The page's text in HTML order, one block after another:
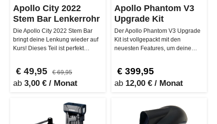
Apollo City 2022
Stem Bar Lenkerrohr
Die Apollo City 2022 Stem Bar
bringt deine Lenkung wieder auf
Kurs! Dieses Teil ist perfekt
€ 49,95 € 69,95
ab 3,00 € / Monat
Apollo Phantom V3
Upgrade Kit
Der Apollo Phantom V3 Upgrade
Kit ist vollgepackt mit den
neuesten Features, um deine
€ 399,95
ab 12,00 € / Monat